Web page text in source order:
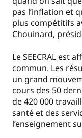
pas l’inflation et
plus compétitifs
Chouinard,
Le SEECRAL est
commun. Les
un grand
cours des 50
de 420 000
santé et des
l’enseignement